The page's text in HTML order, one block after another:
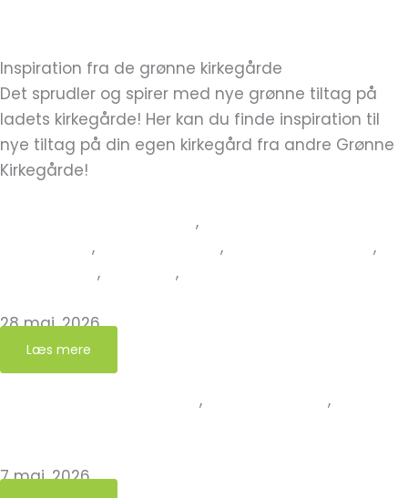
Inspiration fra de grønne kirkegårde
Det sprudler og spirer med nye grønne tiltag på
ladets kirkegårde! Her kan du finde inspiration til
nye tiltag på din egen kirkegård fra andre Grønne
Kirkegårde!
,
, ,
,
, ,
28 maj, 2026
Læs mere
,
,
7 maj, 2026